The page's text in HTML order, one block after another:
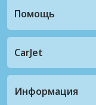
Помощь
CarJet
Информация